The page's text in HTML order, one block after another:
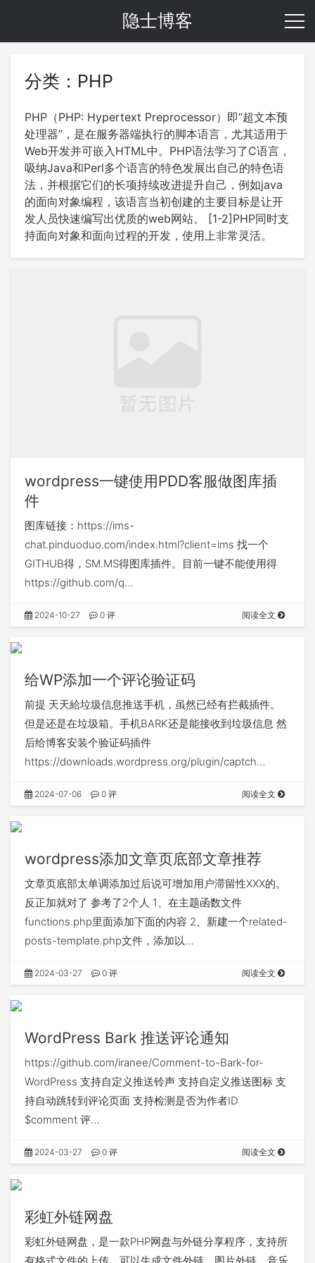
隐士博客
分类：PHP
PHP（PHP: Hypertext Preprocessor）即“超文本预
处理器”，是在服务器端执行的脚本语言，尤其适用于
Web开发并可嵌入HTML中。PHP语法学习了C语言，
吸纳Java和Perl多个语言的特色发展出自己的特色语
法，并根据它们的长项持续改进提升自己，例如java
的面向对象编程，该语言当初创建的主要目标是让开
发人员快速编写出优质的web网站。 [1-2]PHP同时支
持面向对象和面向过程的开发，使用上非常灵活。
wordpress一键使用PDD客服做图库插
件
图库链接：https://ims-
chat.pinduoduo.com/index.html?client=ims 找一个
GITHUB得，SM.MS得图库插件。目前一键不能使用得
https://github.com/q…
2024-10-27 0 评 阅读全文
给WP添加一个评论验证码
前提 天天給垃圾信息推送手机，虽然已经有拦截插件。
但是还是在垃圾箱。手机BARK还是能接收到垃圾信息 然
后给博客安装个验证码插件
https://downloads.wordpress.org/plugin/captch…
2024-07-06 0 评 阅读全文
wordpress添加文章页底部文章推荐
文章页底部太单调添加过后说可增加用户滞留性XXX的。
反正加就对了 参考了2个人 1、在主题函数文件
functions.php里面添加下面的内容 2、新建一个related-
posts-template.php文件，添加以…
2024-03-27 0 评 阅读全文
WordPress Bark 推送评论通知
https://github.com/iranee/Comment-to-Bark-for-
WordPress 支持自定义推送铃声 支持自定义推送图标 支
持自动跳转到评论页面 支持检测是否为作者ID
$comment 评…
2024-03-27 0 评 阅读全文
彩虹外链网盘
彩虹外链网盘，是一款PHP网盘与外链分享程序，支持所